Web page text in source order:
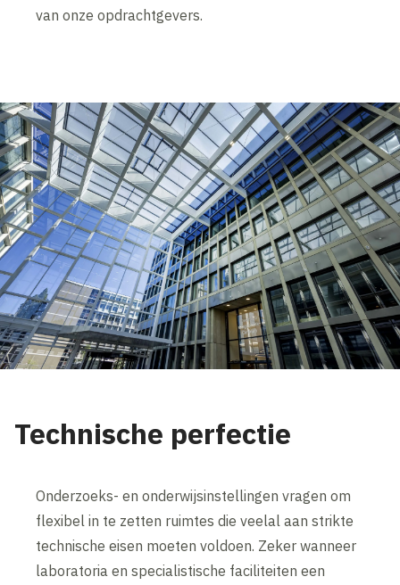
van onze opdrachtgevers.
Technische perfectie
Onderzoeks- en onderwijsinstellingen vragen om
flexibel in te zetten ruimtes die veelal aan strikte
technische eisen moeten voldoen. Zeker wanneer
laboratoria en specialistische faciliteiten een